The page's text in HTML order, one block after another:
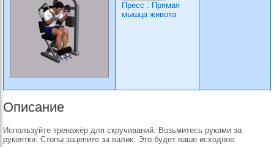
Пресс : Прямая
мышца живота
Описание
Используйте тренажёр для скручиваний. Возьмитесь руками за
рукоятки. Стопы зацепите за валик. Это будет ваше исходное